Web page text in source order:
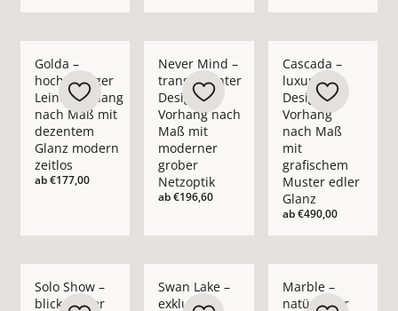
Golda –
hochwertiger
Leinenvorhang
nach Maß mit
dezentem
Glanz modern
zeitlos
ab€177,00
Never Mind –
transparenter
Design-
Vorhang nach
Maß mit
moderner
grober
Netzoptik
ab€196,60
Cascada –
luxuriöser
Design-
Vorhang
nach Maß
mit
grafischem
Muster edler
Glanz
ab€490,00
Solo Show –
blickdichter
Swan Lake –
exklusiver
Marble –
natürlicher